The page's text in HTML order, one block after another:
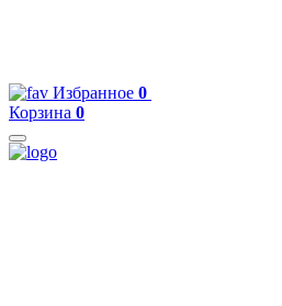
Избранное 0
Корзина 0